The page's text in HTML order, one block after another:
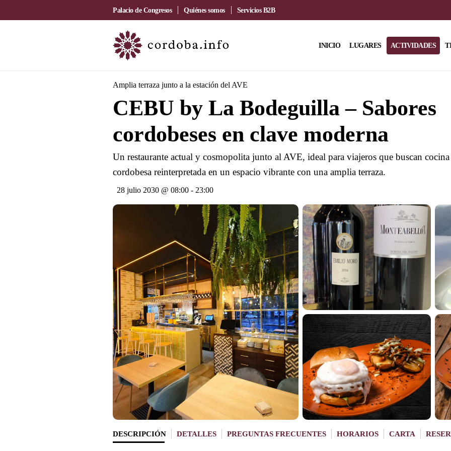
Palacio de Congresos Quiénes somos Servicios B2B
INICIO LUGARES ACTIVIDADES
Amplia terraza junto a la estación del AVE
CEBU by La Bodeguilla – Sabores
cordobeses en clave moderna
Un restaurante actual y cosmopolita junto al AVE, ideal para viajeros que buscan cocina
cordobesa reinterpretada en un espacio vibrante con una amplia terraza.
28 julio 2030 @ 08:00 - 23:00
DESCRIPCIÓN DETALLES PREGUNTAS FRECUENTES HORARIOS CARTA